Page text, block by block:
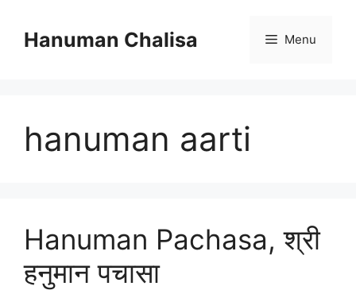
contentHanuman Chalisa Menu
hanuman aarti
Hanuman Pachasa, श्री
हनुमान पचासा